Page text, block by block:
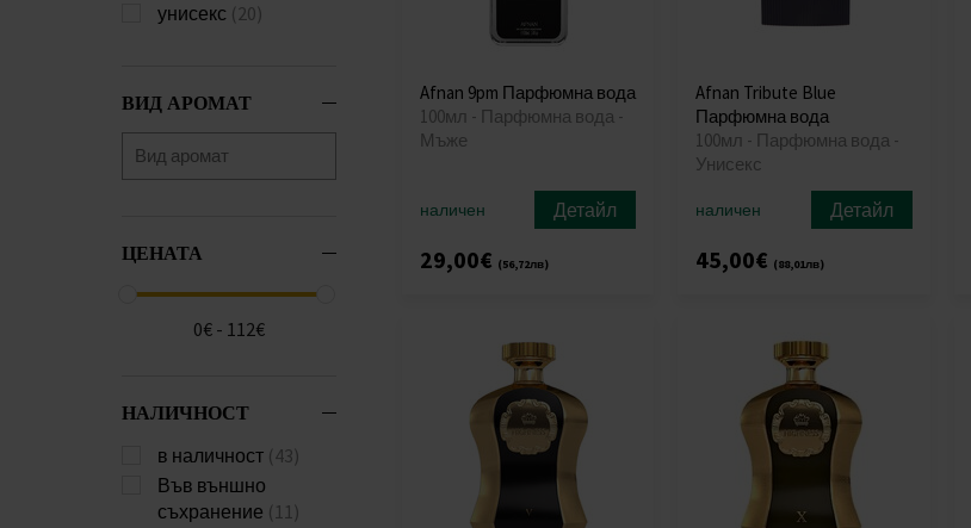
унисекс (20)
ВИД АРОМАТ
ЦЕНАТА
0€ - 112€
НАЛИЧНОСТ
в наличност (43)
Във външно
съхранение (11)
Afnan 9pm Парфюмна вода
100мл - Парфюмна вода -
Мъже
наличен Детайл
29,00€ (56,72лв)
Afnan Tribute Blue
Парфюмна вода
100мл - Парфюмна вода -
Унисекс
наличен Детайл
45,00€ (88,01лв)